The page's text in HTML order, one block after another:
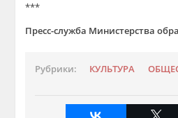
***
Пресс-служба Министерства
Рубрики: КУЛЬТУРА